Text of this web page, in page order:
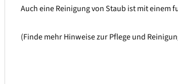
Auch eine Reinigung von Staub ist mit einem
(Finde mehr Hinweise zur Pflege und